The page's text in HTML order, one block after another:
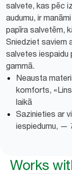
salvete, kas pēc
audumu, ir
papīra salvetēm,
Sniedziet saviem
salvetes iespaidu
gammā.
Neausta
komforts,
laikā
Sazinieties ar
iespiedumu, —
Works